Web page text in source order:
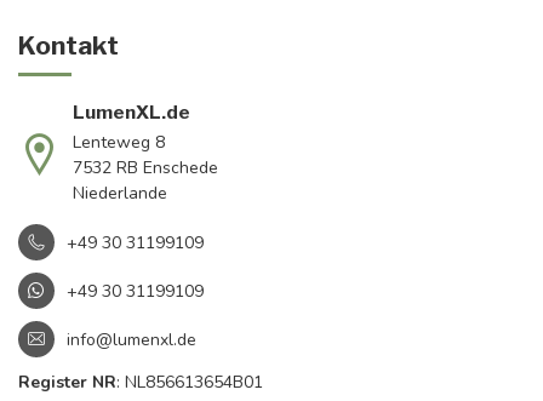
Kontakt
+49 30 31199109
+49 30 31199109
info@lumenxl.de
Register NR: NL856613654B01
LumenXL.de
Lenteweg 8
7532 RB Enschede
Niederlande